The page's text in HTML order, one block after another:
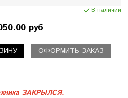
В наличии
руб
ОФОРМИТЬ ЗАКАЗ
ЗАКРЫЛСЯ.